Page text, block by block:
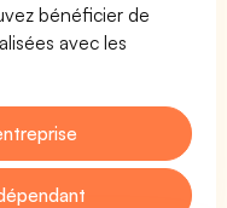
bénéficier de
avec les